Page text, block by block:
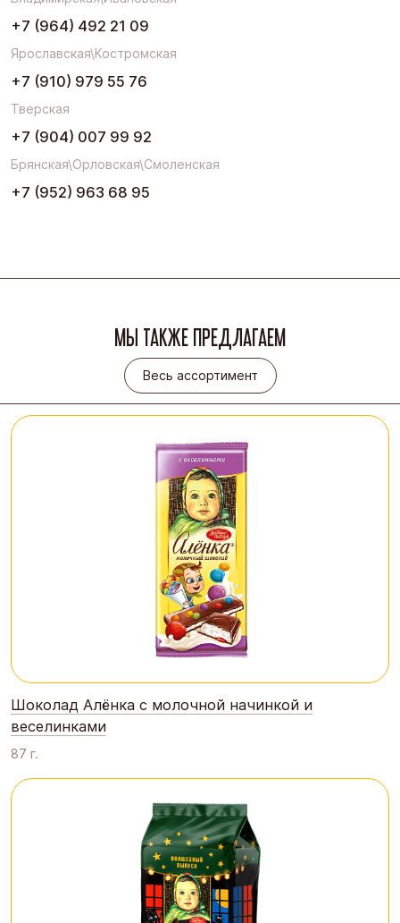
+7 (964) 492 21 09
Ярославская\Костромская
+7 (910) 979 55 76
Тверская
+7 (904) 007 99 92
Брянская\Орловская\Смоленская
+7 (952) 963 68 95
МЫ ТАКЖЕ ПРЕДЛАГАЕМ
Весь ассортимент
Весь ассортимент
Шоколад Алёнка с молочной начинкой и
веселинками
87 г.